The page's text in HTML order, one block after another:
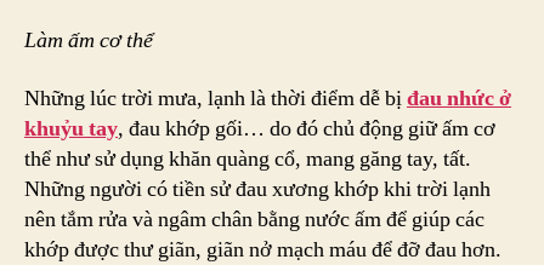
Làm ấm cơ thể
Những lúc trời mưa, lạnh là thời điểm dễ bịđau nhức ở
khuỷu tay, đau khớp gối… do đó chủ động giữ ấm cơ
thể như sử dụng khăn quàng cổ, mang găng tay, tất.
Những người có tiền sử đau xương khớp khi trời lạnh
nên tắm rửa và ngâm chân bằng nước ấm để giúp các
khớp được thư giãn, giãn nở mạch máu để đỡ đau hơn.